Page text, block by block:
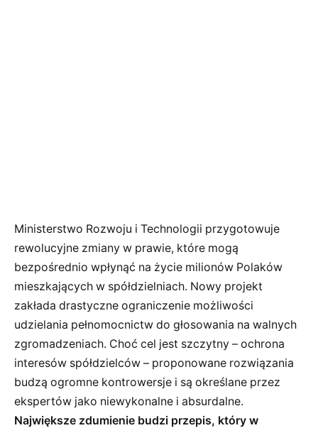
Ministerstwo Rozwoju i Technologii przygotowuje
rewolucyjne zmiany w prawie, które mogą
bezpośrednio wpłynąć na życie milionów Polaków
mieszkających w spółdzielniach. Nowy projekt
zakłada drastyczne ograniczenie możliwości
udzielania pełnomocnictw do głosowania na walnych
zgromadzeniach. Choć cel jest szczytny – ochrona
interesów spółdzielców – proponowane rozwiązania
budzą ogromne kontrowersje i są określane przez
ekspertów jako niewykonalne i absurdalne.
Największe zdumienie budzi przepis, który w